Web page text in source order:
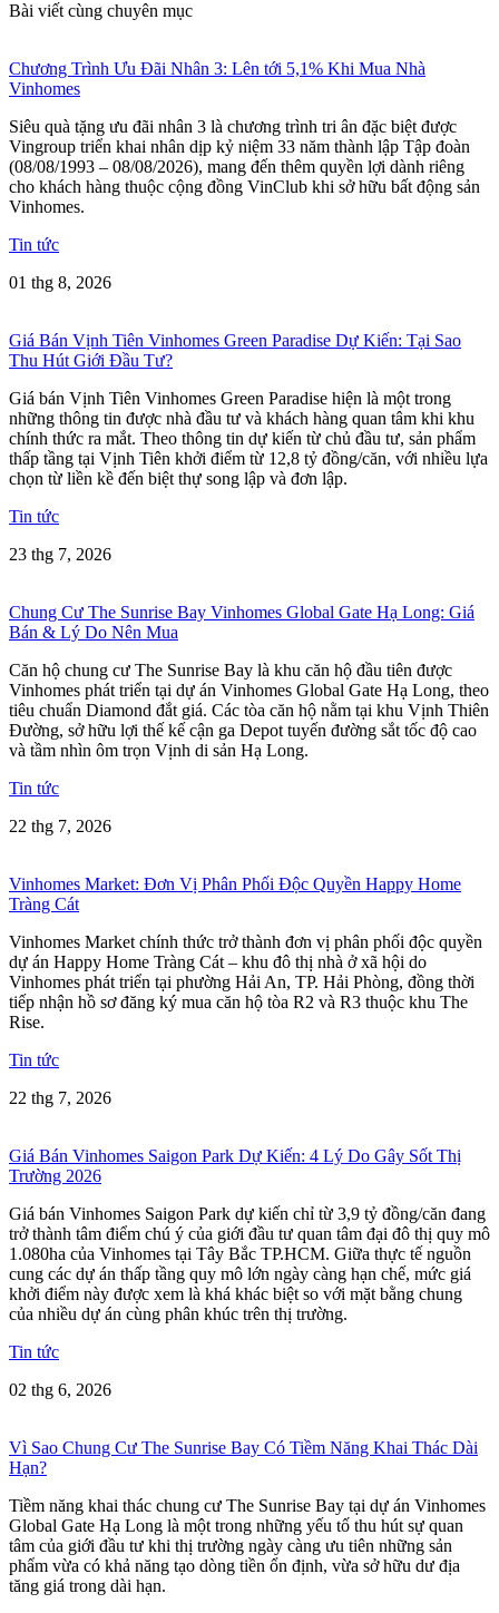
Bài viết cùng chuyên mục
Chương Trình Ưu Đãi Nhân 3: Lên tới 5,1% Khi Mua Nhà
Vinhomes
Siêu quà tặng ưu đãi nhân 3 là chương trình tri ân đặc biệt được
Vingroup triển khai nhân dịp kỷ niệm 33 năm thành lập Tập đoàn
(08/08/1993 – 08/08/2026), mang đến thêm quyền lợi dành riêng
cho khách hàng thuộc cộng đồng VinClub khi sở hữu bất động sản
Vinhomes.
Tin tức
01 thg 8, 2026
Giá Bán Vịnh Tiên Vinhomes Green Paradise Dự Kiến: Tại Sao
Thu Hút Giới Đầu Tư?
Giá bán Vịnh Tiên Vinhomes Green Paradise hiện là một trong
những thông tin được nhà đầu tư và khách hàng quan tâm khi khu
chính thức ra mắt. Theo thông tin dự kiến từ chủ đầu tư, sản phẩm
thấp tầng tại Vịnh Tiên khởi điểm từ 12,8 tỷ đồng/căn, với nhiều lựa
chọn từ liền kề đến biệt thự song lập và đơn lập.
Tin tức
23 thg 7, 2026
Chung Cư The Sunrise Bay Vinhomes Global Gate Hạ Long: Giá
Bán & Lý Do Nên Mua
Căn hộ chung cư The Sunrise Bay là khu căn hộ đầu tiên được
Vinhomes phát triển tại dự án Vinhomes Global Gate Hạ Long, theo
tiêu chuẩn Diamond đắt giá. Các tòa căn hộ nằm tại khu Vịnh Thiên
Đường, sở hữu lợi thế kế cận ga Depot tuyến đường sắt tốc độ cao
và tầm nhìn ôm trọn Vịnh di sản Hạ Long.
Tin tức
22 thg 7, 2026
Vinhomes Market: Đơn Vị Phân Phối Độc Quyền Happy Home
Tràng Cát
Vinhomes Market chính thức trở thành đơn vị phân phối độc quyền
dự án Happy Home Tràng Cát – khu đô thị nhà ở xã hội do
Vinhomes phát triển tại phường Hải An, TP. Hải Phòng, đồng thời
tiếp nhận hồ sơ đăng ký mua căn hộ tòa R2 và R3 thuộc khu The
Rise.
Tin tức
22 thg 7, 2026
Giá Bán Vinhomes Saigon Park Dự Kiến: 4 Lý Do Gây Sốt Thị
Trường 2026
Giá bán Vinhomes Saigon Park dự kiến chỉ từ 3,9 tỷ đồng/căn đang
trở thành tâm điểm chú ý của giới đầu tư quan tâm đại đô thị quy mô
1.080ha của Vinhomes tại Tây Bắc TP.HCM. Giữa thực tế nguồn
cung các dự án thấp tầng quy mô lớn ngày càng hạn chế, mức giá
khởi điểm này được xem là khá khác biệt so với mặt bằng chung
của nhiều dự án cùng phân khúc trên thị trường.
Tin tức
02 thg 6, 2026
Vì Sao Chung Cư The Sunrise Bay Có Tiềm Năng Khai Thác Dài
Hạn?
Tiềm năng khai thác chung cư The Sunrise Bay tại dự án Vinhomes
Global Gate Hạ Long là một trong những yếu tố thu hút sự quan
tâm của giới đầu tư khi thị trường ngày càng ưu tiên những sản
phẩm vừa có khả năng tạo dòng tiền ổn định, vừa sở hữu dư địa
tăng giá trong dài hạn.